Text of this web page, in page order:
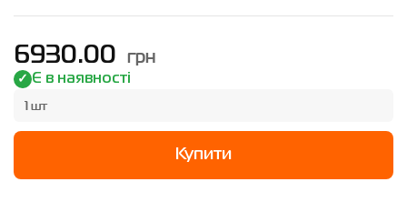
6930.00 грн
Є в наявності
1 шт
Купити